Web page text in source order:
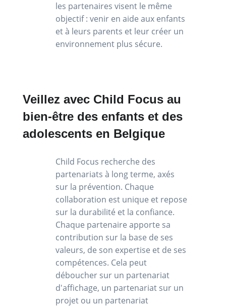
les partenaires visent le même
objectif : venir en aide aux enfants
et à leurs parents et leur créer un
environnement plus sécure.
Veillez avec Child Focus au
bien-être des enfants et des
adolescents en Belgique
Child Focus recherche des
partenariats à long terme, axés
sur la prévention. Chaque
collaboration est unique et repose
sur la durabilité et la confiance.
Chaque partenaire apporte sa
contribution sur la base de ses
valeurs, de son expertise et de ses
compétences. Cela peut
déboucher sur un partenariat
d'affichage, un partenariat sur un
projet ou un partenariat